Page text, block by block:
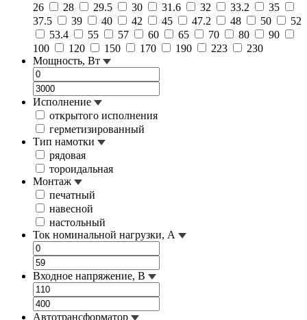
26
28 29.5 30 31.6 32 33.2
35
37.5
39 40 42 45 47.2 48 50
52
53.4
55 57 60 65 70 80
90
100
120 150 170 190 223
230
Мощность, Вт
Исполнение
открытого исполнения
герметизированный
Тип намотки
рядовая
тороидальная
Монтаж
печатный
навесной
настольный
Ток номинальной нагрузки, А
Входное напряжение, В
Автотрансформатор